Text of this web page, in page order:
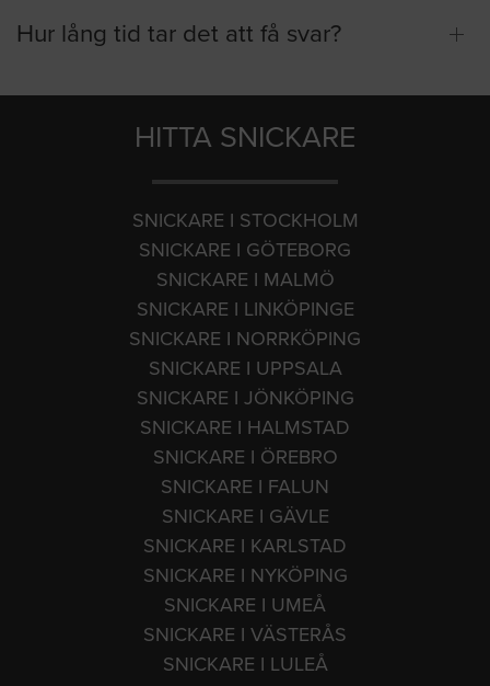
Hur lång tid tar det att få svar?
HITTA SNICKARE
SNICKARE I STOCKHOLM
SNICKARE I GÖTEBORG
SNICKARE I MALMÖ
SNICKARE I LINKÖPINGE
SNICKARE I NORRKÖPING
SNICKARE I UPPSALA
SNICKARE I JÖNKÖPING
SNICKARE I HALMSTAD
SNICKARE I ÖREBRO
SNICKARE I FALUN
SNICKARE I GÄVLE
SNICKARE I KARLSTAD
SNICKARE I NYKÖPING
SNICKARE I UMEÅ
SNICKARE I VÄSTERÅS
SNICKARE I LULEÅ